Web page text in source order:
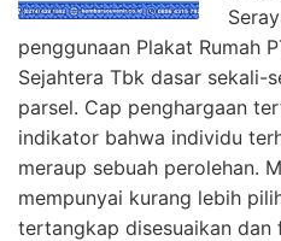
penggunaan Plakat Rumah
Sejahtera Tbk dasar sekali-
parsel. Cap penghargaan
indikator bahwa individu
meraup sebuah perolehan.
mempunyai kurang lebih
tertangkap disesuaikan dan